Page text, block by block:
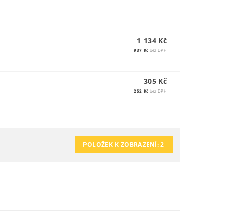
1 134 Kč
937 Kč bez DPH
305 Kč
252 Kč bez DPH
POLOŽEK K ZOBRAZENÍ:2